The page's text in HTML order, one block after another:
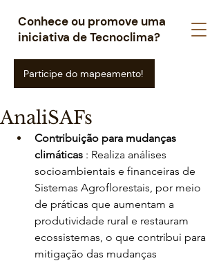
Conhece ou promove uma
iniciativa de Tecnoclima?
Participe do mapeamento!
AnaliSAFs
Contribuição para mudanças
climáticas : Realiza análises
socioambientais e financeiras de
Sistemas Agroflorestais, por meio
de práticas que aumentam a
produtividade rural e restauram
ecossistemas, o que contribui para
mitigação das mudanças